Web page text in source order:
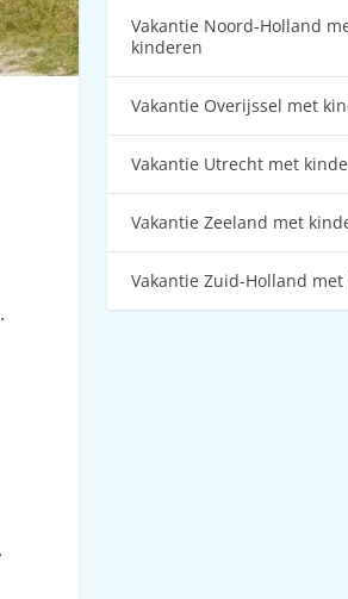
Vakantie Noord-Holland
kinderen
Vakantie Overijssel met
Vakantie Utrecht met
Vakantie Zeeland met
Vakantie Zuid-Holland